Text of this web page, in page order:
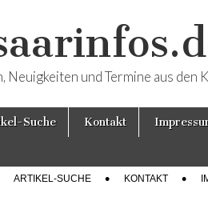
Neuigkeiten und Termine aus den
Suche Kontakt
ARTIKEL-SUCHE KONTAKT